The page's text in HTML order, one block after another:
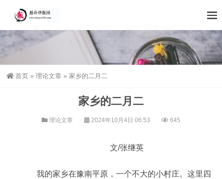
首页 » 理论文章 » 家乡的二月二
家乡的二月二
理论文章 2024年10月4日 06:53 645
文/张继英
我的家乡在豫南平原，一个不大的小村庄。这里四